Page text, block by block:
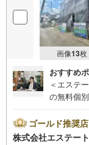
画像13枚
おすすめ
＜エステ
の無料個
や学費等
件情報が
ゴールド推奨店
株式会社エステー